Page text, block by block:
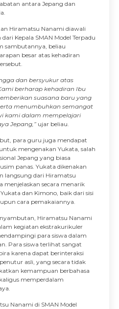
antara Jepang dan
Hiramatsu Nanami diawali
Kepala SMAN Model Terpadu
sambutannya, beliau
besar atas kehadiran
dan bersyukur atas
berharap kehadiran Ibu
suasana baru yang
menumbuhkan semangat
kami dalam mempelajari
Jepang,” ujar beliau.
para guru juga mendapat
mengenakan Yukata, salah
Jepang yang biasa
panas. Yukata dikenakan
langsung dari Hiramatsu
menjelaskan secara menarik
dan Kimono, baik dari sisi
cara pemakaiannya.
Hiramatsu Nanami
kegiatan ekstrakurikuler
para siswa dalam
Para siswa terlihat sangat
karena dapat berinteraksi
asli, yang secara tidak
kemampuan berbahasa
memperdalam
Nanami di SMAN Model